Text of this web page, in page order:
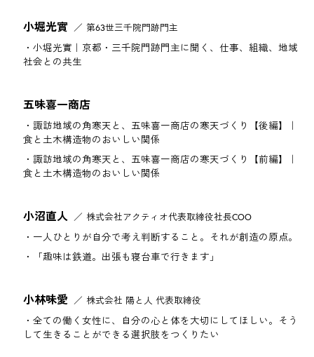
小堀光實
第63世三千院門跡門主
小堀光實｜京都・三千院門跡門主に聞く、仕事、組織、地域
社会との共生
五味喜一商店
諏訪地域の角寒天と、五味喜一商店の寒天づくり【後編】｜
食と土木構造物のおいしい関係
諏訪地域の角寒天と、五味喜一商店の寒天づくり【前編】｜
食と土木構造物のおいしい関係
小沼直人
株式会社アクティオ代表取締役社長COO
一人ひとりが自分で考え判断すること。それが創造の原点。
「趣味は鉄道。出張も寝台車で行きます」
小林味愛
株式会社 陽と人 代表取締役
全ての働く女性に、自分の心と体を大切にしてほしい。そう
して生きることができる選択肢をつくりたい